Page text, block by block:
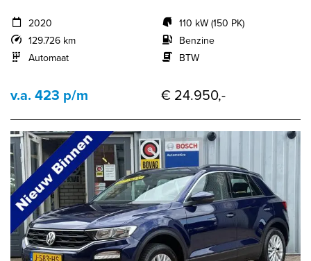
2020
129.726 km
Automaat
110 kW (150 PK)
Benzine
BTW
v.a. 423 p/m € 24.950,-